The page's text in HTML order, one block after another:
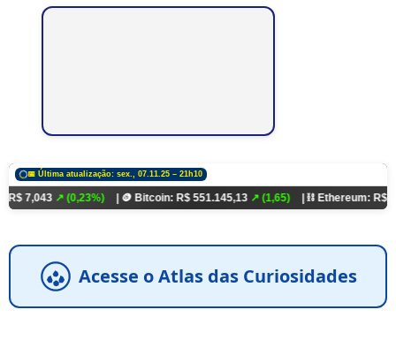
📅 Última atualização: sex., 07.11.25 – 21h10
(0,23%) | 🪙 Bitcoin: R$ 551.145,13↗ (1,65) | ⛓️ Ethereum: R$ 18.321,93↗
Acesse o Atlas das Curiosidades